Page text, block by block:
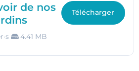
de nos
4.41 MB
Télécharger